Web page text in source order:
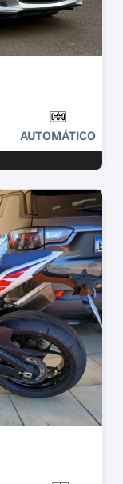
AUTOMÁTICO